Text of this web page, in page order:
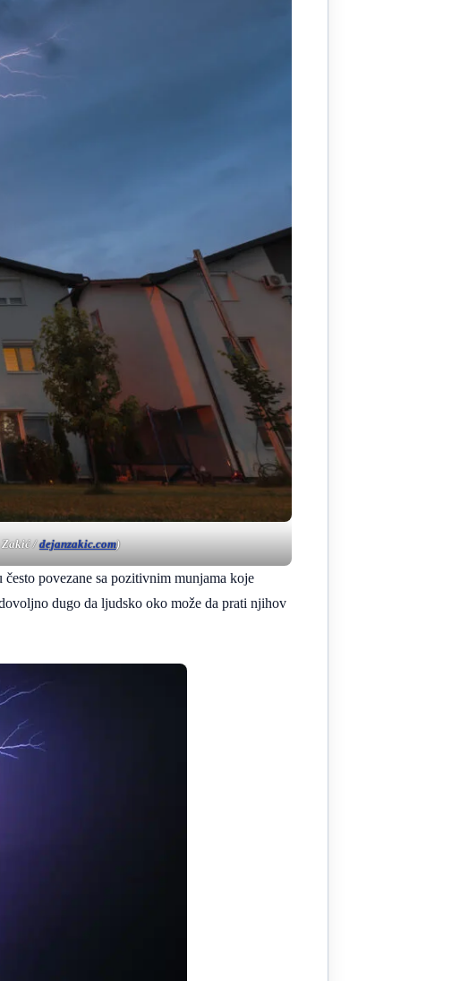
Zakić /dejanzakic.com)
povezane sa pozitivnim munjama koje
dugo da ljudsko oko može da prati njihov